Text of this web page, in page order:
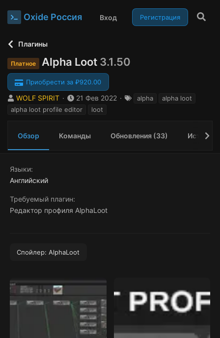
Oxide Россия Вход Регистрация
Плагины
Платное Alpha Loot 3.1.50
Приобрести за ₽920.00
А
в
р
WOLF SPIRIT
Д
а
с
21 Фев 2022
Тalpha
alpha loot
alpha loot profile editor
loot
Обзор Команды Обновления (33) История
Языки
Английский
Требуемый плагин
Редактор профиля AlphaLoot
Спойлер: AlphaLoot